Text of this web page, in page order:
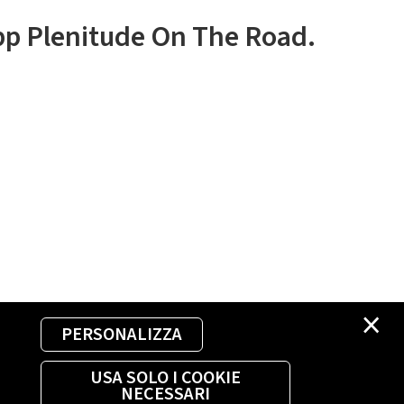
×
PERSONALIZZA
USA SOLO I COOKIE
NECESSARI
Plenitude On The Road.